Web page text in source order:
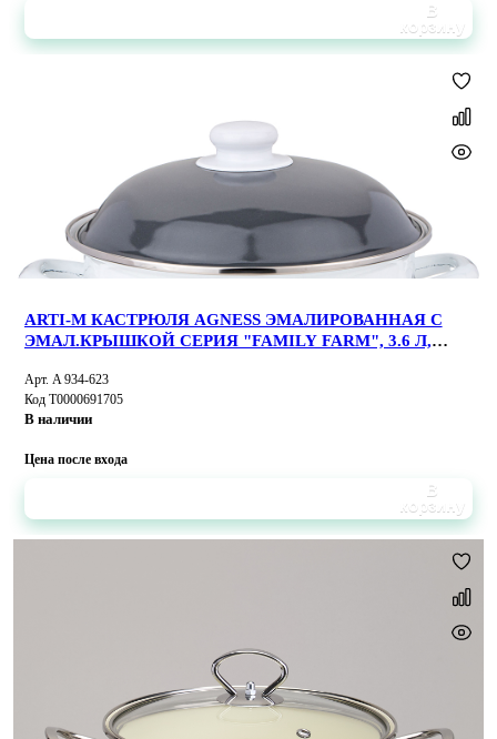
В
корзину
ARTI-M КАСТРЮЛЯ AGNESS ЭМАЛИРОВАННАЯ С
ЭМАЛ.КРЫШКОЙ СЕРИЯ "FAMILY FARM", 3.6 Л,
Арт. A 934-623
Код Т0000691705
В наличии
Цена после входа
В
корзину